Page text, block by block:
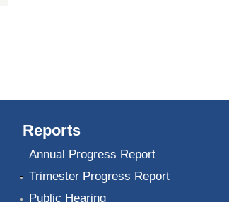
Reports
Annual Progress Report
Trimester Progress Report
Public Hearing